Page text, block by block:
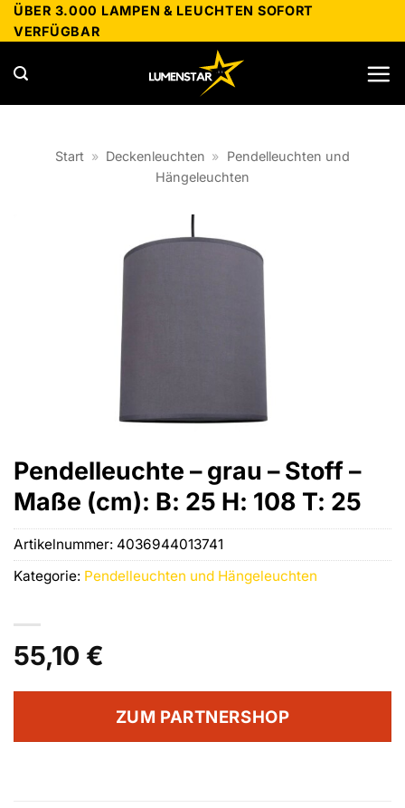
Zum
Inhalt
springen
ÜBER 3.000 LAMPEN & LEUCHTEN SOFORT
VERFÜGBAR
Start » Deckenleuchten » Pendelleuchten und
Hängeleuchten
Pendelleuchte – grau – Stoff –
Maße (cm): B: 25 H: 108 T: 25
55,10 €
ZUM PARTNERSHOP
Artikelnummer: 4036944013741
Kategorie: Pendelleuchten und Hängeleuchten